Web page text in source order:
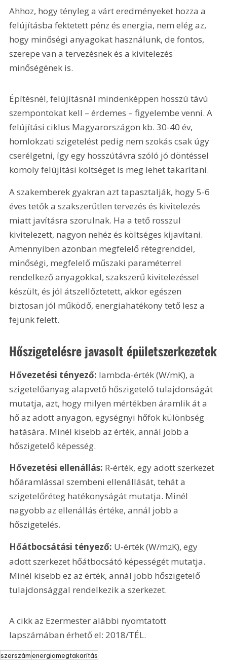
Ahhoz, hogy tényleg a várt eredményeket hozza a
felújításba fektetett pénz és energia, nem elég az,
hogy minőségi anyagokat használunk, de fontos,
szerepe van a tervezésnek és a kivitelezés
minőségének is.
Építésnél, felújításnál mindenképpen hosszú távú
szempontokat kell – érdemes – figyelembe venni. A
felújítási ciklus Magyarországon kb. 30-40 év,
homlokzati szigetelést pedig nem szokás csak úgy
cserélgetni, így egy hosszútávra szóló jó döntéssel
komoly felújítási költséget is meg lehet takarítani.
A szakemberek gyakran azt tapasztalják, hogy 5-6
éves tetők a szakszerűtlen tervezés és kivitelezés
miatt javításra szorulnak. Ha a tető rosszul
kivitelezett, nagyon nehéz és költséges kijavítani.
Amennyiben azonban megfelelő rétegrenddel,
minőségi, megfelelő műszaki paraméterrel
rendelkező anyagokkal, szakszerű kivitelezéssel
készült, és jól átszellőztetett, akkor egészen
biztosan jól működő, energiahatékony tető lesz a
fejünk felett.
Hőszigetelésre javasolt épületszerkezetek
Hővezetési tényező: lambda-érték (W/mK), a
szigetelőanyag alapvető hőszigetelő tulajdonságát
mutatja, azt, hogy milyen mértékben áramlik át a
hő az adott anyagon, egységnyi hőfok különbség
hatására. Minél kisebb az érték, annál jobb a
hőszigetelő képesség.
Hővezetési ellenállás: R-érték, egy adott szerkezet
hőáramlással szembeni ellenállását, tehát a
szigetelőréteg hatékonyságát mutatja. Minél
nagyobb az ellenállás értéke, annál jobb a
hőszigetelés.
Hőátbocsátási tényező: U-érték (W/m2K), egy
adott szerkezet hőátbocsátó képességét mutatja.
Minél kisebb ez az érték, annál jobb hőszigetelő
tulajdonsággal rendelkezik a szerkezet.
A cikk az Ezermester alábbi nyomtatott
lapszámában érhető el: 2018/TÉL.
szerszámenergiamegtakarítás